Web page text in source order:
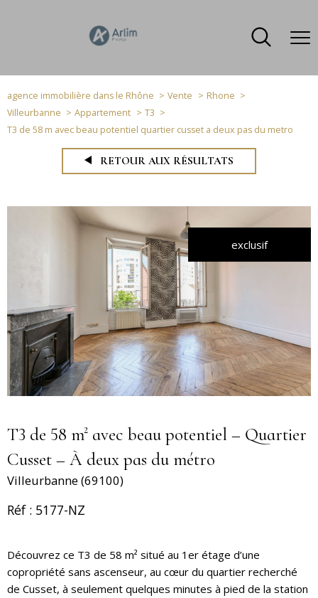
agence immobilière dans le Rhône Vente
Rhone
Villeurbanne
Appartement
T3
T3 de 58 m avec beau potentiel quartier cusset a deux pas du metro
RETOUR AUX RÉSULTATS
exclusif
T3 de 58 m² avec beau potentiel – Quartier
Cusset – À deux pas du métro
Villeurbanne (69100)
Réf : 5177-NZ
Découvrez ce T3 de 58 m² situé au 1er étage d’une
copropriété sans ascenseur, au cœur du quartier recherché
de Cusset, à seulement quelques minutes à pied de la station